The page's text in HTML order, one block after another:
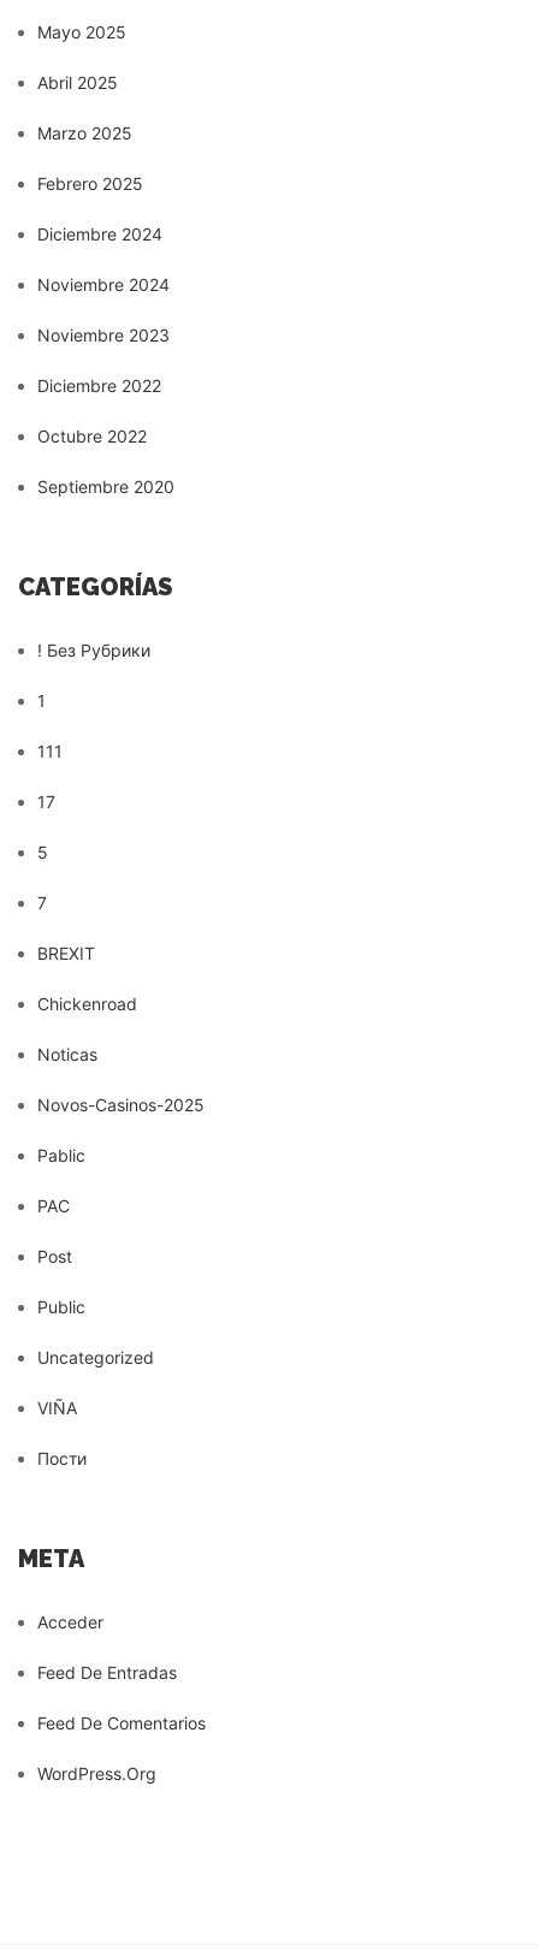
Mayo 2025
Abril 2025
Marzo 2025
Febrero 2025
Diciembre 2024
Noviembre 2024
Noviembre 2023
Diciembre 2022
Octubre 2022
Septiembre 2020
CATEGORÍAS
! Без Рубрики
1
111
17
5
7
BREXIT
Chickenroad
Noticas
Novos-Casinos-2025
Pablic
PAC
Post
Public
Uncategorized
VIÑA
Пости
META
Acceder
Feed De Entradas
Feed De Comentarios
WordPress.org